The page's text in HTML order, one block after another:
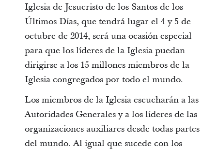
Iglesia de Jesucristo de los Santos de los
Últimos Días, que tendrá lugar el 4 y 5 de
octubre de 2014, será una ocasión especial
para que los líderes de la Iglesia puedan
dirigirse a los 15 millones miembros de la
Iglesia congregados por todo el mundo.
Los miembros de la Iglesia escucharán a las
Autoridades Generales y a los líderes de las
organizaciones auxiliares desde todas partes
del mundo. Al igual que sucede con los